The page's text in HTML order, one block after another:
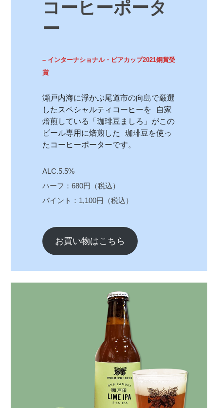
コーヒーポータ
ー
– インターナショナル・ビアカップ2021銅賞受
賞
瀬戸内海に浮かぶ尾道市の向島で厳選
したスペシャルティコーヒーを 自家
焙煎している「珈琲豆ましろ」がこの
ビール専用に焙煎した 珈琲豆を使っ
たコーヒーポーターです。
ALC.5.5%
ハーフ：680円（税込）
パイント：1,100円（税込）
お買い物はこちら